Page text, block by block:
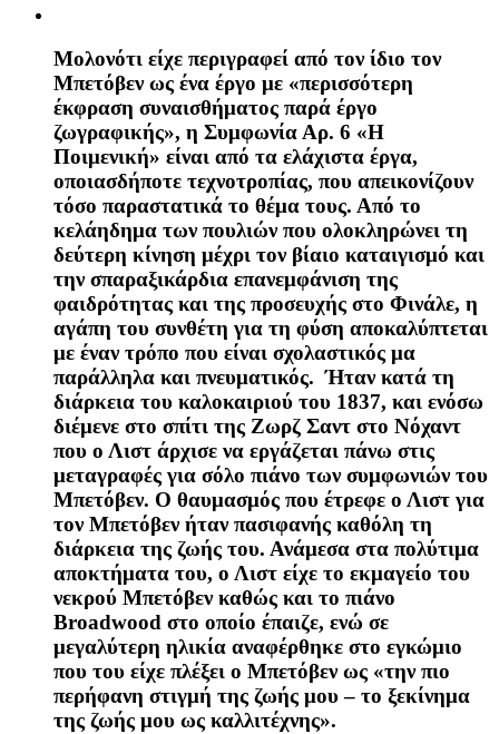
Μολονότι είχε περιγραφεί από τον ίδιο τον
Μπετόβεν ως ένα έργο με «περισσότερη
έκφραση συναισθήματος παρά έργο
ζωγραφικής», η Συμφωνία Αρ. 6 «Η
Ποιμενική» είναι από τα ελάχιστα έργα,
οποιασδήποτε τεχνοτροπίας, που απεικονίζουν
τόσο παραστατικά το θέμα τους. Από το
κελάηδημα των πουλιών που ολοκληρώνει τη
δεύτερη κίνηση μέχρι τον βίαιο καταιγισμό και
την σπαραξικάρδια επανεμφάνιση της
φαιδρότητας και της προσευχής στο Φινάλε, η
αγάπη του συνθέτη για τη φύση αποκαλύπτεται
με έναν τρόπο που είναι σχολαστικός μα
παράλληλα και πνευματικός. Ήταν κατά τη
διάρκεια του καλοκαιριού του 1837, και ενόσω
διέμενε στο σπίτι της Ζωρζ Σαντ στο Νόχαντ
που ο Λιστ άρχισε να εργάζεται πάνω στις
μεταγραφές για σόλο πιάνο των συμφωνιών του
Μπετόβεν. Ο θαυμασμός που έτρεφε ο Λιστ για
τον Μπετόβεν ήταν πασιφανής καθόλη τη
διάρκεια της ζωής του. Ανάμεσα στα πολύτιμα
αποκτήματα του, ο Λιστ είχε το εκμαγείο του
νεκρού Μπετόβεν καθώς και το πιάνο
Broadwood στο οποίο έπαιζε, ενώ σε
μεγαλύτερη ηλικία αναφέρθηκε στο εγκώμιο
που του είχε πλέξει ο Μπετόβεν ως «την πιο
περήφανη στιγμή της ζωής μου – το ξεκίνημα
της ζωής μου ως καλλιτέχνης».